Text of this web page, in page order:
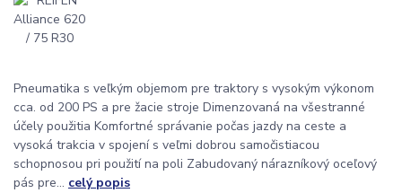
Pneumatika s veľkým objemom pre traktory s vysokým výkonom
cca. od 200 PS a pre žacie stroje Dimenzovaná na všestranné
účely použitia Komfortné správanie počas jazdy na ceste a
vysoká trakcia v spojení s veľmi dobrou samočistiacou
schopnosou pri použití na poli Zabudovaný nárazníkový oceľový
pás pre... celý popis